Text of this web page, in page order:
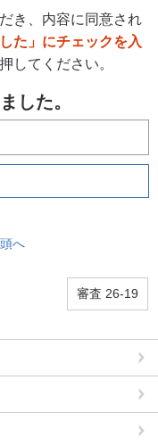
き、内容に同意され
た」にチェックを入
してください。
した。
へ
審査 26-19